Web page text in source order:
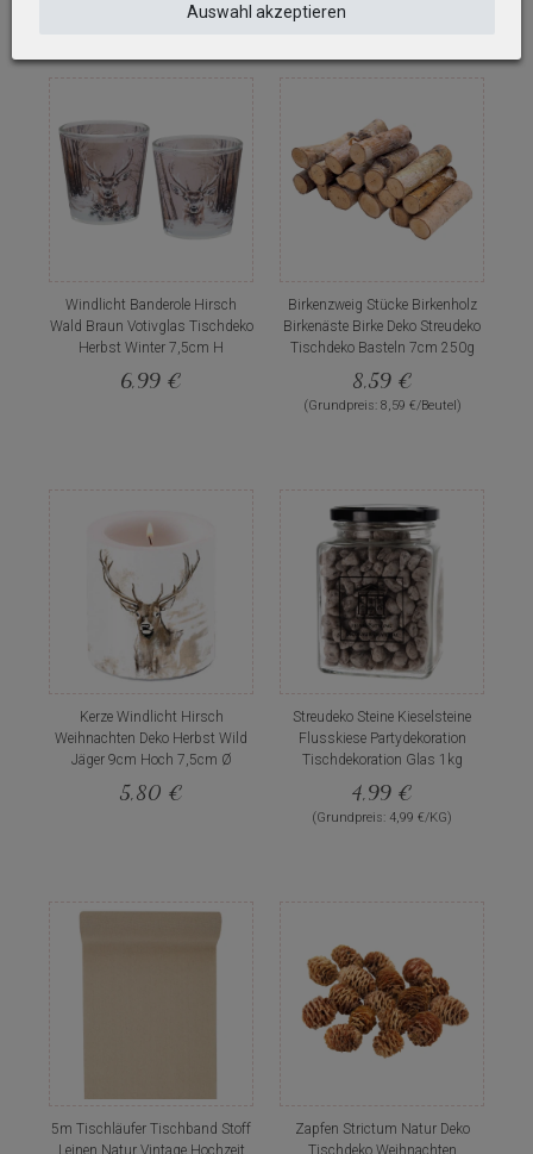
Windlicht Banderole Hirsch
Wald Braun Votivglas Tischdeko
Herbst Winter 7,5cm H
6,99 €
Birkenzweig Stücke Birkenholz
Birkenäste Birke Deko Streudeko
Tischdeko Basteln 7cm 250g
8,59 €
(Grundpreis: 8,59 €/Beutel)
Kerze Windlicht Hirsch
Weihnachten Deko Herbst Wild
Jäger 9cm Hoch 7,5cm Ø
5,80 €
Streudeko Steine Kieselsteine
Flusskiese Partydekoration
Tischdekoration Glas 1kg
4,99 €
(Grundpreis: 4,99 €/KG)
5m Tischläufer Tischband Stoff
Leinen Natur Vintage Hochzeit
Zapfen Strictum Natur Deko
Tischdeko Weihnachten
Auswahl akzeptieren